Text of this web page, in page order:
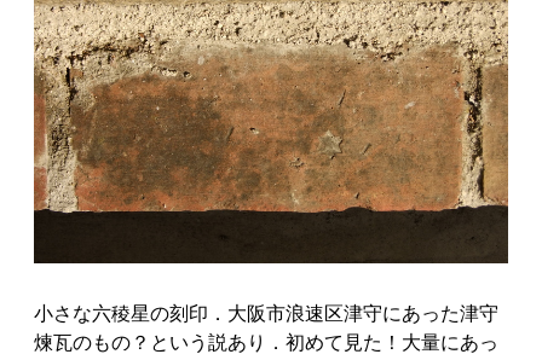
小さな六稜星の刻印．大阪市浪速区津守にあった津守
煉瓦のもの？という説あり．初めて見た！大量にあっ